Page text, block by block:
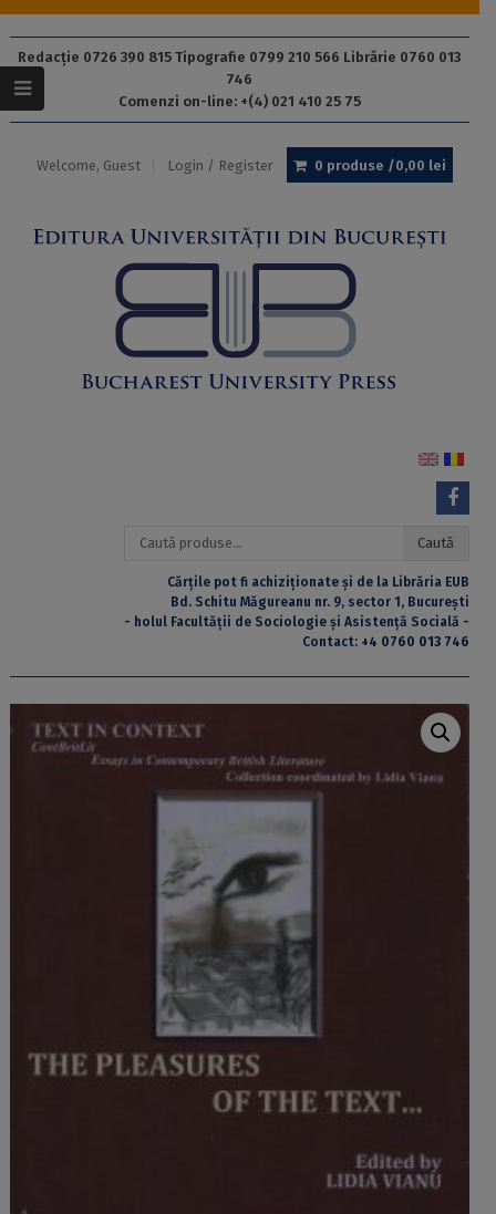
Redacție 0726 390 815 Tipografie 0799 210 566 Librărie 0760 013
746
Comenzi on-line: +(4) 021 410 25 75
Welcome, Guest Login / Register 0 produse /0,00 lei
Caută
Caută
Cărțile pot fi achiziționate și de la Librăria EUB
Bd. Schitu Măgureanu nr. 9, sector 1, București
- holul Facultății de Sociologie și Asistență Socială -
Contact: +4 0760 013 746